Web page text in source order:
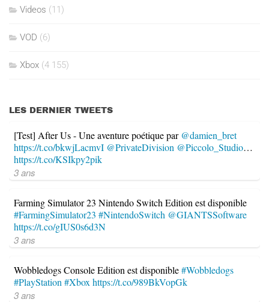
Videos (11)
VOD (6)
Xbox (4 155)
LES DERNIER TWEETS
[Test] After Us - Une aventure poétique par @damien_bret
https://t.co/bkwjLacmvI @PrivateDivision @Piccolo_Studio…
https://t.co/KSIkpy2pik
3 ans
Farming Simulator 23 Nintendo Switch Edition est disponible
#FarmingSimulator23 #NintendoSwitch @GIANTSSoftware
https://t.co/gIUS0s6d3N
3 ans
Wobbledogs Console Edition est disponible#Wobbledogs
#PlayStation #Xbox https://t.co/989BkVopGk
3 ans